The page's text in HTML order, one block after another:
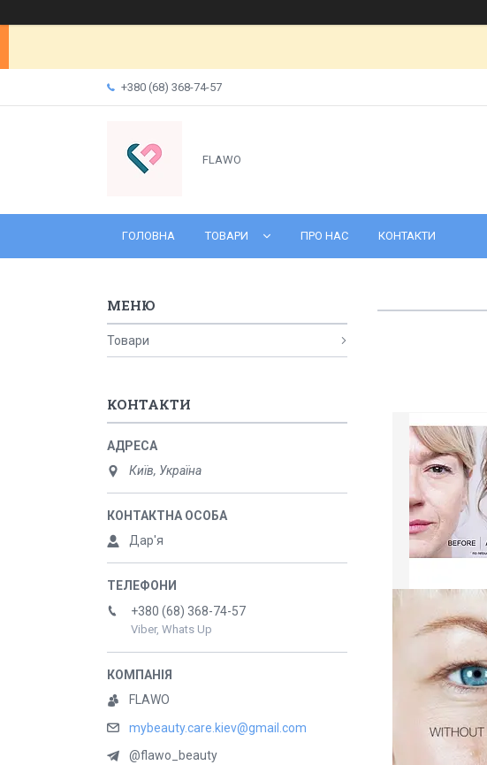
+380 (68) 368-74-57
FLAWO
ГОЛОВНА ТОВАРИ ПРО НАС КОНТАКТИ
Товари
КОНТАКТИ
Київ, Україна
Дар'я
+380 (68) 368-74-57
Viber, Whats Up
FLAWO
mybeauty.care.kiev@gmail.com
@flawo_beauty